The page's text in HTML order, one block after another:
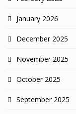
January 2026
December 2025
November 2025
October 2025
September 2025